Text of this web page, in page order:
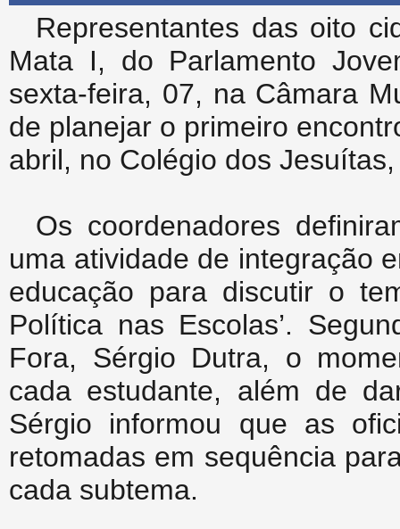
Representantes das oito
Mata I, do Parlamento
sexta-feira, 07, na Câmara
de planejar o primeiro
abril, no Colégio dos
Os coordenadores
uma atividade de integração
educação para discutir o
Política nas Escolas’.
Fora, Sérgio Dutra, o
cada estudante, além de
Sérgio informou que as
retomadas em sequência
cada subtema.